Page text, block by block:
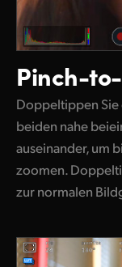
Pinch-
Doppeltippen Sie
beiden nahe
auseinander, um
zoomen.
zurnormalen